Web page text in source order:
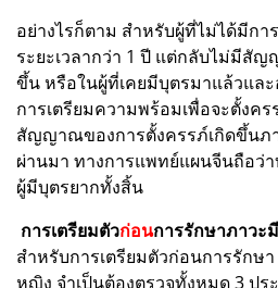
อย่างไรก็ตาม สำหรับผู้ที่ไม่ได้มีกา
ระยะเวลากว่า 1 ปี แต่กลับไม่มีสั
ขึ้น หรือในผู้ที่เคยมีบุตรมาแล้วแล
การเตรียมความพร้อมเพื่อจะตั้งค
สัญญาณของการตั้งครรภ์เกิดขึ้นภา
ผ่านมา ทางการแพทย์แผนจีนถือว่
ผู้มีบุตรยากทั้งสิ้น
การเตรียมตัวก่อนการรักษาภาวะ
สำหรับการเตรียมตัวก่อนการรักษ
หญิง จำเป็นต้องตรวจทั้งหมด 3 ปร